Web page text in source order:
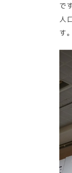
で
人
す。